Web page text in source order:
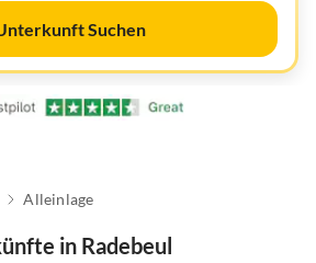
Suchen
Alleinlage
in Radebeul